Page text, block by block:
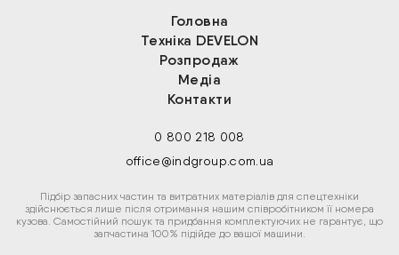
Головна
Техніка DEVELON
Розпродаж
Медіа
Контакти
0 800 218 008
office@indgroup.com.ua
Підбір запасних частин та витратних матеріалів для спецтехніки
здійснюється лише після отримання нашим співробітником її номера
кузова. Самостійний пошук та придбання комплектуючих не гарантує, що
запчастина 100% підійде до вашої машини.